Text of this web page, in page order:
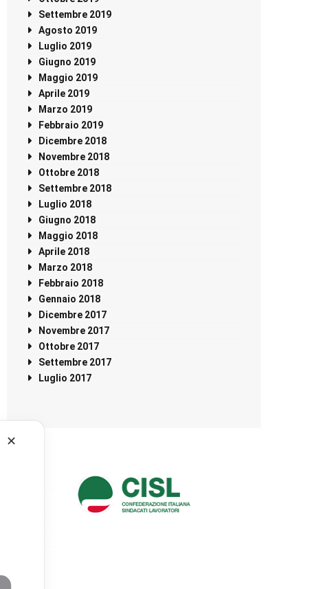
Settembre 2019
Agosto 2019
Luglio 2019
Giugno 2019
Maggio 2019
Aprile 2019
Marzo 2019
Febbraio 2019
Dicembre 2018
Novembre 2018
Ottobre 2018
Settembre 2018
Luglio 2018
Giugno 2018
Maggio 2018
Aprile 2018
Marzo 2018
Febbraio 2018
Gennaio 2018
Dicembre 2017
Novembre 2017
Ottobre 2017
Settembre 2017
Luglio 2017
✕